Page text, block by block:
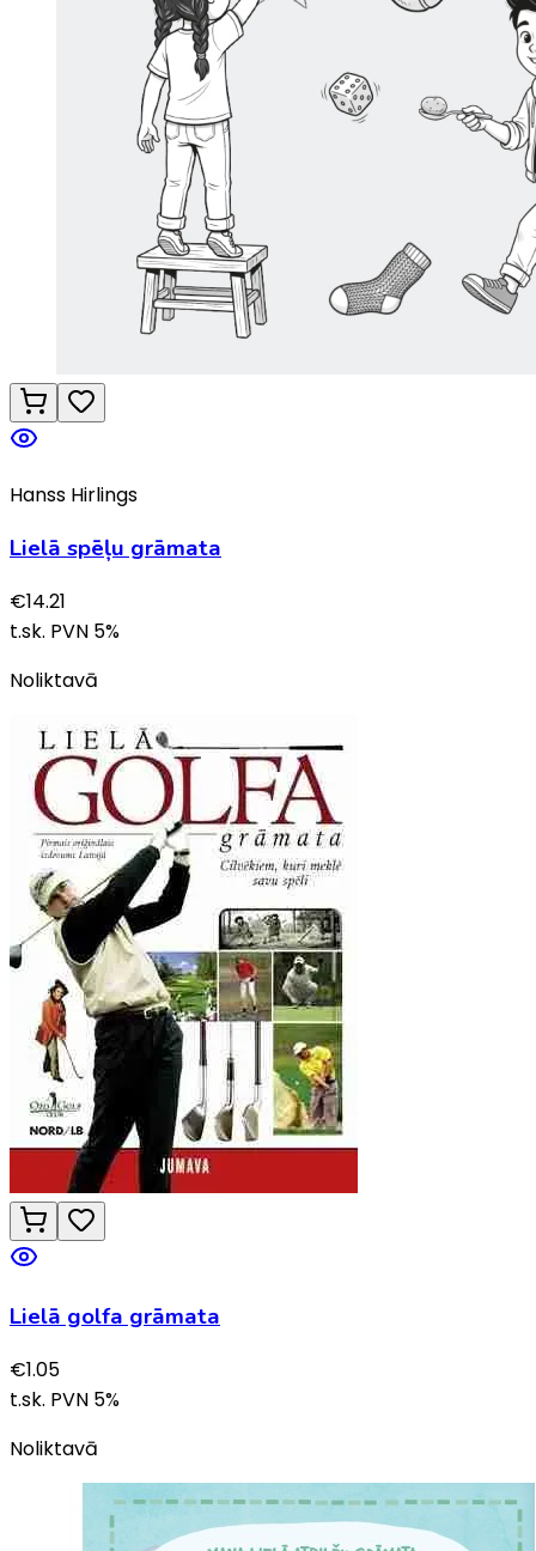
Hanss Hirlings
Lielā spēļu grāmata
€14.21
t.sk. PVN 5%
Noliktavā
Lielā golfa grāmata
€1.05
t.sk. PVN 5%
Noliktavā